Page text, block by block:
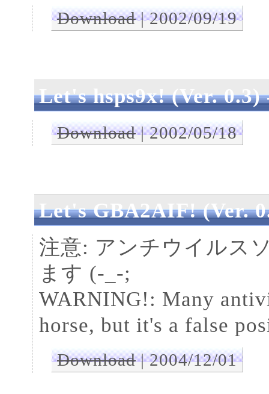
Download| 2002/09/19
Let's hsps9x! (Ver. 0.3)
Download| 2002/05/18
Let's GBA2AIF! (Ver.
注意: アンチウイルス
ます (-_-;
WARNING!: Many
horse, but it's a false
Download| 2004/12/01